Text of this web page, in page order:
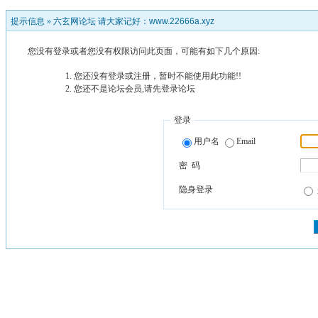
提示信息 » 六玄网论坛 请大家记好：www.22666a.xyz
您没有登录或者您没有权限访问此页面，可能有如下几个原因:
您还没有登录或注册，暂时不能使用此功能!!
您还不是论坛会员,请先登录论坛
登录
用户名 Email
密 码
隐身登录